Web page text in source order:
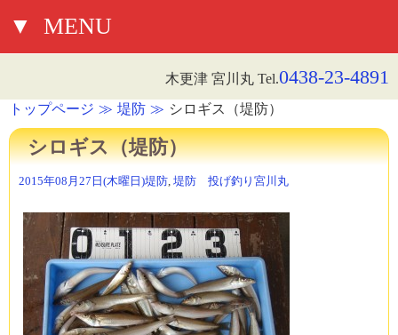
▼ MENU
木更津 宮川丸 Tel.0438-23-4891
トップページ 堤防 シロギス（堤防）
シロギス（堤防）
2015年08月27日(木曜日)堤防, 堤防 投げ釣り 宮川丸